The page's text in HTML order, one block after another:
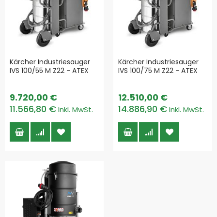
Kärcher Industriesauger
IVS 100/55 M Z22 - ATEX
11.566,80 €
9.720,00 €
Kärcher Industriesauger
IVS 100/75 M Z22 - ATEX
14.886,90 €
12.510,00 €